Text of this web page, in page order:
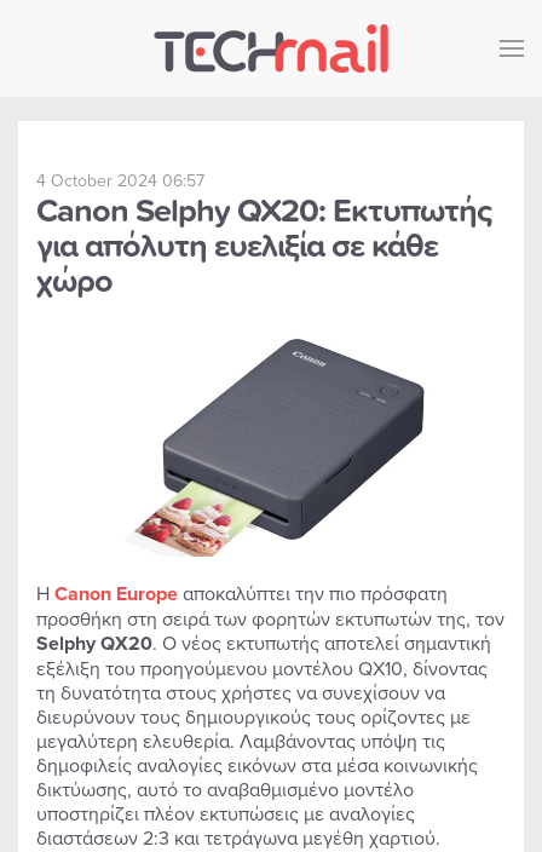
Skip to main content
4 October 2024 06:57
Canon Selphy QX20: Εκτυπωτής
για απόλυτη ευελιξία σε κάθε
χώρο
ΗCanon Europeαποκαλύπτει την πιο πρόσφατη
προσθήκη στη σειρά των φορητών εκτυπωτών της, τον
Selphy QX20. Ο νέος εκτυπωτής αποτελεί σημαντική
εξέλιξη του προηγούμενου μοντέλου QX10, δίνοντας
τη δυνατότητα στους χρήστες να συνεχίσουν να
διευρύνουν τους δημιουργικούς τους ορίζοντες με
μεγαλύτερη ελευθερία. Λαμβάνοντας υπόψη τις
δημοφιλείς αναλογίες εικόνων στα μέσα κοινωνικής
δικτύωσης, αυτό το αναβαθμισμένο μοντέλο
υποστηρίζει πλέον εκτυπώσεις με αναλογίες
διαστάσεων 2:3 και τετράγωνα μεγέθη χαρτιού.